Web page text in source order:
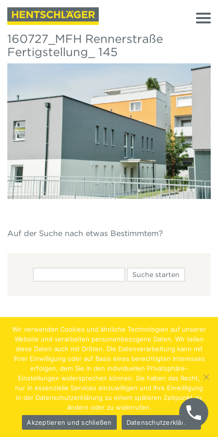
160727_MFH Rennerstraße
Fertigstellung_ 145
Auf der Suche nach etwas Bestimmtem?
Jobs Lehrstellen Impressum AGB Datenschutz
Hentschläger Bau GmbH – A-4222 Langenstein,
Wir verwenden Cookies und ähnliche Technologien auf unserer
Website und verarbeiten personenbezogene Daten. Wir teilen
diese Daten auch mit Dritten. Die Datenverarbeitung kann mit
Ihrer Einwilligung oder auf Basis eines berechtigten Interesses
erfolgen, dem Sie in den individuellen Privatsphäre-
Einstellungen widersprechen können. Sie haben das Recht,
nur in essenzielle Services einzuwilligen und Ihre Einwilligung
in der Datenschutzerklärung zu einem späteren Zeitpunkt zu
ändern oder zu widerrufen.
Akzeptieren und schließen
Datenschutzerklärung